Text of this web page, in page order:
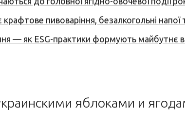
пивоваріння, безалкогольні напої
— як ESG-практики формують майбутнє
яблоками и